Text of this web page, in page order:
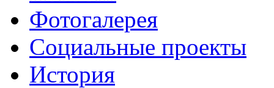
Фотогалерея
Социальные проекты
История